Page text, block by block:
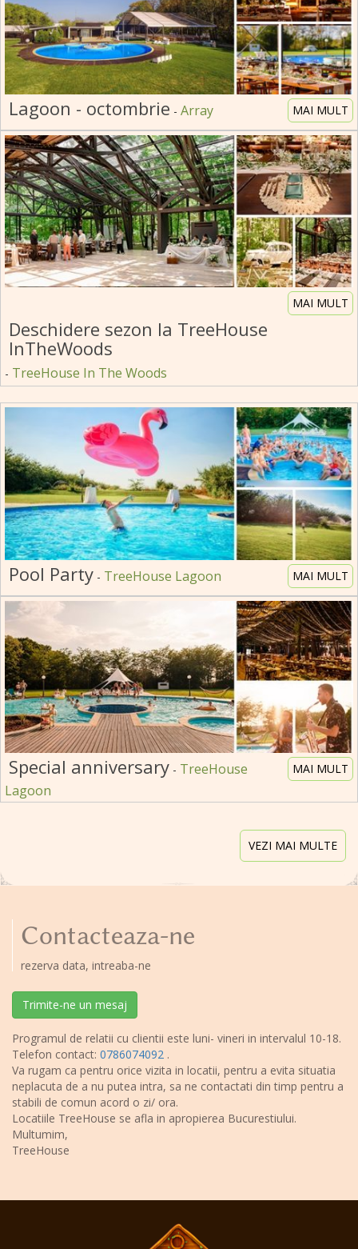
MAI MULT
Lagoon - octombrie - Array
MAI MULT
Deschidere sezon la TreeHouse
InTheWoods
- TreeHouse In The Woods
MAI MULT
Pool Party - TreeHouse Lagoon
MAI MULT
Special anniversary - TreeHouse
Lagoon
VEZI MAI MULTE
Contacteaza-ne
rezerva data, intreaba-ne
Trimite-ne un mesaj
Programul de relatii cu clientii este luni- vineri in intervalul 10-18.
Telefon contact: 0786074092 .
Va rugam ca pentru orice vizita in locatii, pentru a evita situatia
neplacuta de a nu putea intra, sa ne contactati din timp pentru a
stabili de comun acord o zi/ ora.
Locatiile TreeHouse se afla in apropierea Bucurestiului.
Multumim,
TreeHouse